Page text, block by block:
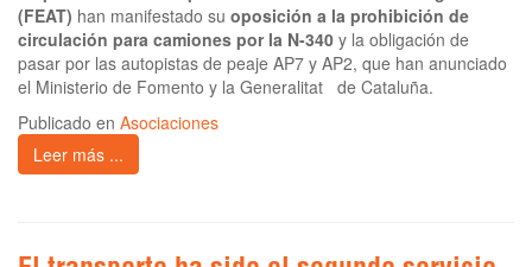
(FEAT) han manifestado su oposición a la prohibición de
circulación para camiones por la N-340 y la obligación de
pasar por las autopistas de peaje AP7 y AP2, que han anunciado
el Ministerio de Fomento y la Generalitat de Cataluña.
Publicado en Asociaciones
Leer más ...